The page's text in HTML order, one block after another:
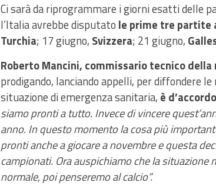
Ci sarà da riprogrammare i giorni esatti delle
l’Italia avrebbe disputato le prime tre partite
Turchia; 17 giugno, Svizzera; 21 giugno,
Roberto Mancini, commissario tecnico della
prodigando, lanciando appelli, per diffondere
situazione di emergenza sanitaria, è
siamopronti a tutto. Invece di vincere
anno. In questo momento la cosa più
pronti anche a giocare a novembre e questa
campionati. Ora auspichiamo che la situazione
normale, poi penseremo al calcio”.